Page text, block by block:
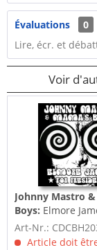
Évaluations
0
Lire, écr. et
Voir
Johnny Mastro
Boys: Elmore
President (CD)
Art-Nr.:
Article doit